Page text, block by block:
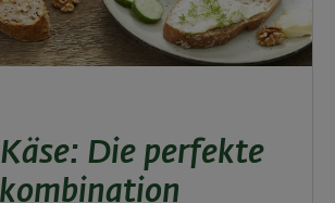
Die perfekte